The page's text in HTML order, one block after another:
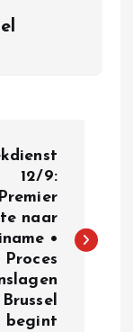
12/9:
Premier
naar
•
Proces
Brussel
begint